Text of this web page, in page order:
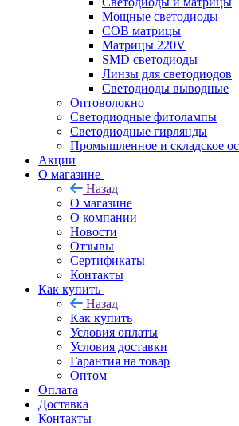
Мощные светодиоды
COB матрицы
Матрицы 220V
SMD светодиоды
Линзы для светодиодов
Светодиоды выводные
Оптоволокно
Светодиодные фитолампы
Светодиодные гирлянды
Промышленное и складское
Акции
О магазине
Назад
О магазине
О компании
Новости
Отзывы
Сертификаты
Контакты
Как купить
Назад
Как купить
Условия оплаты
Условия доставки
Гарантия на товар
Оптом
Оплата
Доставка
Контакты